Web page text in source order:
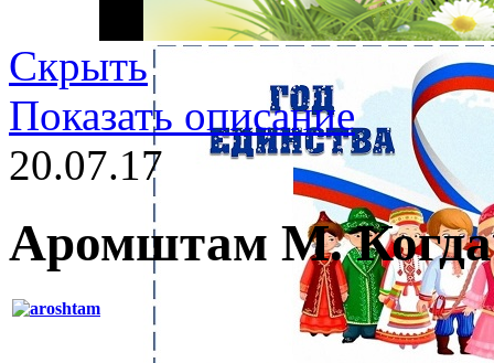
Скрыть
Показать описание
20.07.17
Аромштам М.